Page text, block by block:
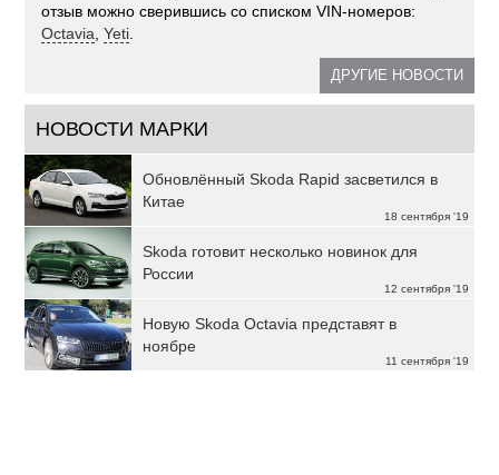
отзыв можно сверившись со списком VIN-номеров:
Octavia ,Yeti
ДРУГИЕ НОВОСТИ
НОВОСТИ МАРКИ
18 сентября '19
Обновлённый Skoda Rapid засветился в
Китае
12 сентября '19
Skoda готовит несколько новинок для
России
11 сентября '19
Новую Skoda Octavia представят в
ноябре